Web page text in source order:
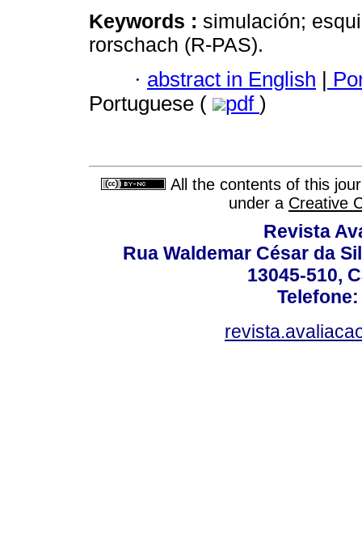
Keywords : simulación;
rorschach (R-PAS).
· abstract in English |
Portuguese (
pdf )
All the contents of this
under a Creative
Revista
Rua Waldemar César da
13045-510,
Telefone: